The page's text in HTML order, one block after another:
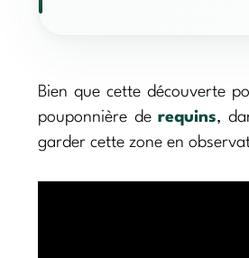
Bien que cette découverte
pouponnière derequins,
garder cette zone en